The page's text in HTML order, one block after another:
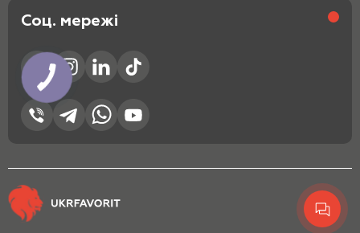
Соц. мережі